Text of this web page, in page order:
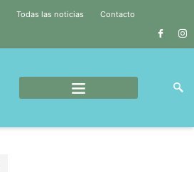
Todas las noticias Contacto